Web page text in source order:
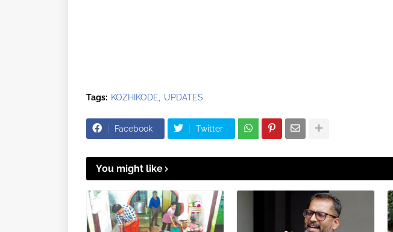
Tags: KOZHIKODE UPDATES
Facebook Twitter
You might like